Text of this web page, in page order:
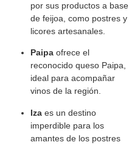
por sus productos a base
de feijoa, como postres y
licores artesanales.
Paipa ofrece el
reconocido queso Paipa,
ideal para acompañar
vinos de la región.
Iza es un destino
imperdible para los
amantes de los postres